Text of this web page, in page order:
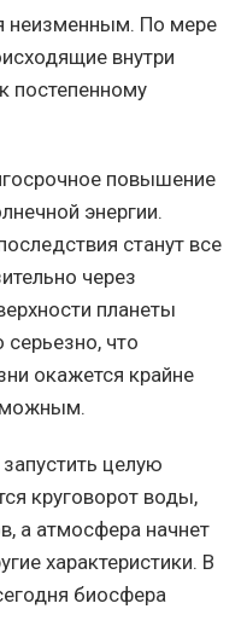
неизменным. По мере
внутри
постепенному
повышение
энергии.
станут все
через
планеты
серьезно, что
окажется крайне
целую
круговорот воды,
а атмосфера начнет
характеристики. В
биосфера